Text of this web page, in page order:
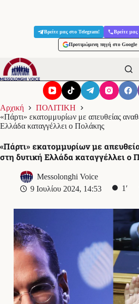
Βρείτε μας στο Telegram! Βρείτε
Προτιμώμενη πηγή στο Google
Αρχική
ΠΟΛΙΤΙΚΗ
«Πάρτι» εκατομμυρίων με απευθείας
Ελλάδα καταγγέλλει ο Πολάκης
«Πάρτι» εκατομμυρίων με
στη δυτική Ελλάδα καταγγέλλει ο
Messolonghi Voice
9 Ιουλίου 2024, 14:53
1′